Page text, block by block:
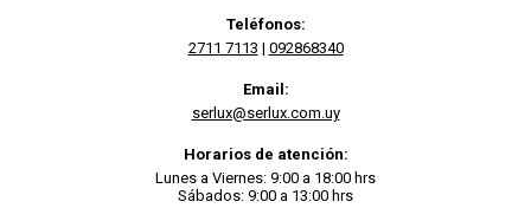
Teléfonos:
2711 7113 | 092868340
Email:
serlux@serlux.com.uy
Horarios de atención:
Lunes a Viernes: 9:00 a 18:00 hrs
Sábados: 9:00 a 13:00 hrs